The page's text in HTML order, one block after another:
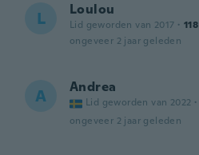
L Loulou
Lid geworden van 2017 · 118
ongeveer 2 jaar geleden
A Andrea
Lid geworden van 2022 ·
ongeveer 2 jaar geleden